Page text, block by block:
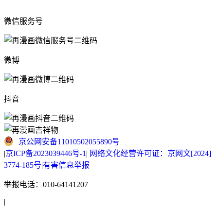
微信服务号
微博
抖音
京公网安备11010502055890号
|京ICP备2023039446号-1 | 网络文化经营许可证：京网文[2024]
3774-185号|有害信息举报
举报电话：010-64141207
|